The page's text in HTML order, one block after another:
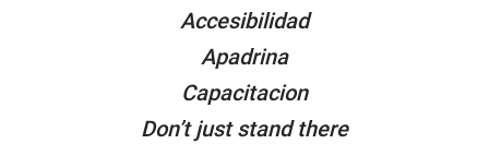
Accesibilidad
Apadrina
Capacitacion
Don’t just stand there